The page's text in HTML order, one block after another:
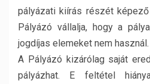
pályázati kiírás részét
Pályázó vállalja, hogy a
jogdíjas elemeket nem használ.
A Pályázó kizárólag saját
pályázhat. E feltétel